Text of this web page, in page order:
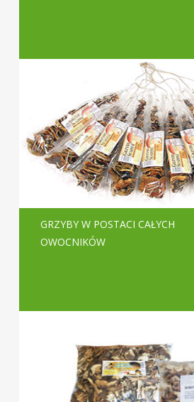
GRZYBY W POSTACI CAŁYCH
OWOCNIKÓW